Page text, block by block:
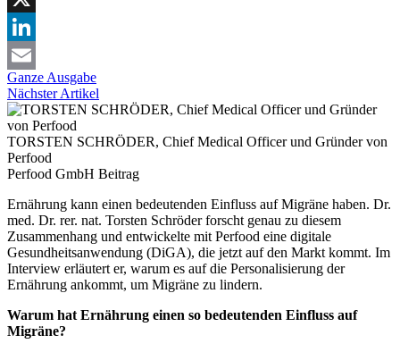
X
LinkedIn
Email
Ganze Ausgabe
Nächster Artikel
TORSTEN SCHRÖDER, Chief Medical Officer und Gründer von
Perfood
Perfood GmbH Beitrag
Ernährung kann einen bedeutenden Einfluss auf Migräne haben. Dr.
med. Dr. rer. nat. Torsten Schröder forscht genau zu diesem
Zusammenhang und entwickelte mit Perfood eine digitale
Gesundheitsanwendung (DiGA), die jetzt auf den Markt kommt. Im
Interview erläutert er, warum es auf die Personalisierung der
Ernährung ankommt, um Migräne zu lindern.
Warum hat Ernährung einen so bedeutenden Einfluss auf
Migräne?